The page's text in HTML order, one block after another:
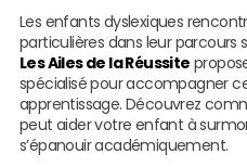
Les enfants dyslexiques
particulières dans leur parcours
Les Ailes de la Réussite
spécialisé pour accompagner
apprentissage. Découvrez
peut aider votre enfant à
s’épanouir académiquement.